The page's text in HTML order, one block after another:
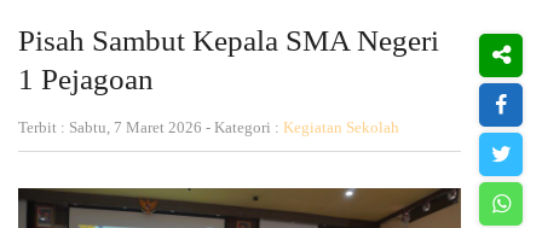
Pisah Sambut Kepala SMA Negeri
1 Pejagoan
Terbit : Sabtu, 7 Maret 2026 - Kategori : Kegiatan Sekolah